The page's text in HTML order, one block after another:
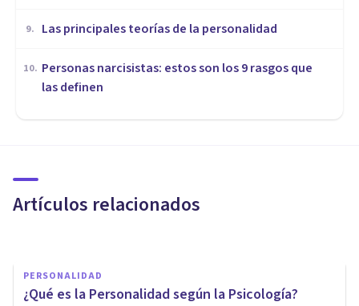
9. Las principales teorías de la personalidad
10. Personas narcisistas: estos son los 9 rasgos que
las definen
Artículos relacionados
Personalidades tipo A, B y C
a la salud)
PERSONALIDAD
¿Qué es la Personalidad según la Psicología?